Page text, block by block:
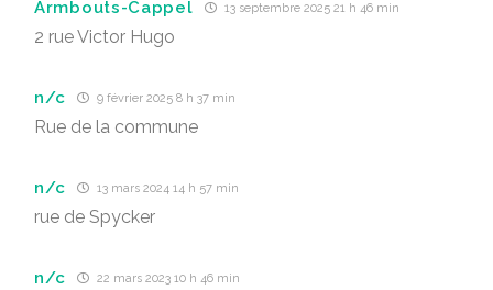
Armbouts-Cappel 13 septembre 2025 21 h 46 min
2 rue Victor Hugo
n/c 9 février 2025 8 h 37 min
Rue de la commune
n/c 13 mars 2024 14 h 57 min
rue de Spycker
n/c 22 mars 2023 10 h 46 min